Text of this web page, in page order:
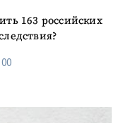
163 российских